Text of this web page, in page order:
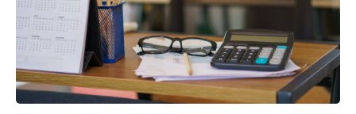
Opinia comunității profesionale a
auditorilor interni în procesul de aliniere
la standardele internaționale și bunele
practici
04.08.2026 Ministerul Finanțelor